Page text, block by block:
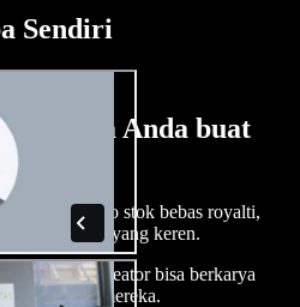
Sendiri
bisa Anda buat
audio, video stok bebas royalti,
audio-video yang keren.
browser—kreator bisa berkarya
ide kreatif mereka.